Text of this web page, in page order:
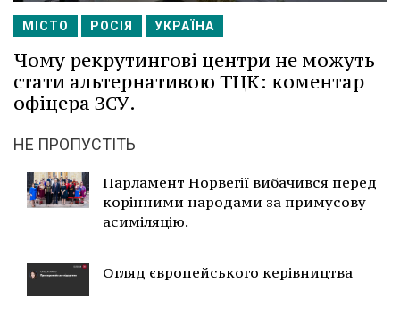
МІСТО РОСІЯ УКРАЇНА
Чому рекрутингові центри не можуть
стати альтернативою ТЦК: коментар
офіцера ЗСУ.
НЕ ПРОПУСТІТЬ
Парламент Норвегії вибачився перед
корінними народами за примусову
асиміляцію.
Огляд європейського керівництва